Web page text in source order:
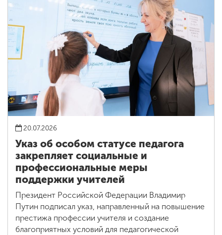
20.07.2026
Указ об особом статусе педагога
закрепляет социальные и
профессиональные меры
поддержки учителей
Президент Российской Федерации Владимир
Путин подписал указ, направленный на повышение
престижа профессии учителя и создание
благоприятных условий для педагогической